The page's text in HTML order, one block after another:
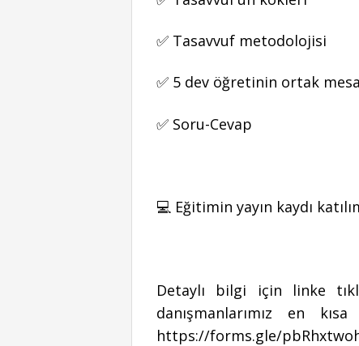
✅ Tasavvuf metodolojisi
✅ 5 dev öğretinin ortak
✅ Soru-Cevap
💻 Eğitimin yayın kaydı
Detaylı bilgi için linke
danışmanlarımız en
https://forms.gle/